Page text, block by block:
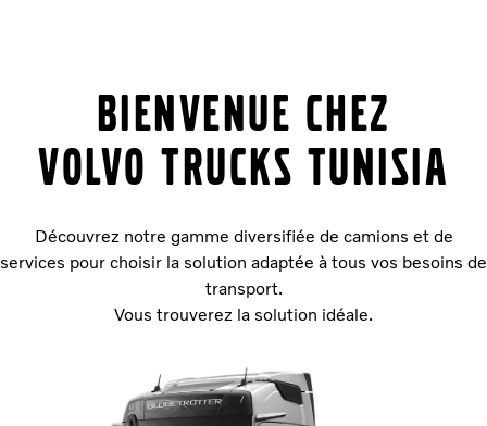
Bienvenue chez
Volvo Trucks TUNISIA
Découvrez notre gamme diversifiée de camions et de
services pour choisir la solution adaptée à tous vos besoins de
transport.
Vous trouverez la solution idéale.